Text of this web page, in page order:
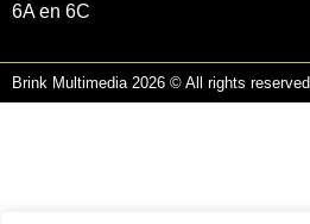
6A en 6C
Brink Multimedia 2026 © All rights reserved